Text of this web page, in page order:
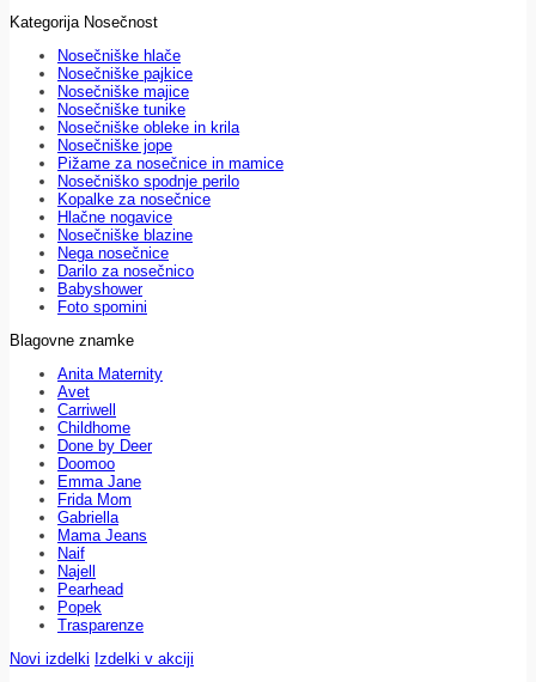
Kategorija Nosečnost
Nosečniške hlače
Nosečniške pajkice
Nosečniške majice
Nosečniške tunike
Nosečniške obleke in krila
Nosečniške jope
Pižame za nosečnice in mamice
Nosečniško spodnje perilo
Kopalke za nosečnice
Hlačne nogavice
Nosečniške blazine
Nega nosečnice
Darilo za nosečnico
Babyshower
Foto spomini
Blagovne znamke
Anita Maternity
Avet
Carriwell
Childhome
Done by Deer
Doomoo
Emma Jane
Frida Mom
Gabriella
Mama Jeans
Naif
Najell
Pearhead
Popek
Trasparenze
Novi izdelki Izdelki v akciji